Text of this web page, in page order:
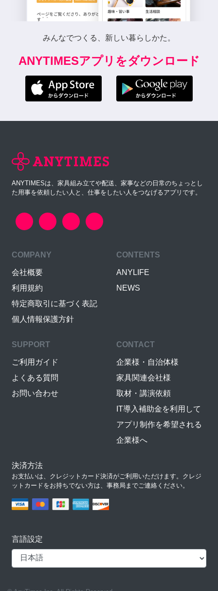
みんなでつくる、新しい暮らしかた。
ANYTIMESアプリをダウンロード
ANYTIMESは、家具組み立てや配送、家事などの日常のちょっとし
た用事を依頼したい人と、仕事をしたい人をつなげるアプリです。
COMPANY
会社概要
利用規約
特定商取引に基づく表記
個人情報保護方針
CONTENTS
ANYLIFE
NEWS
SUPPORT
ご利用ガイド
よくある質問
お問い合わせ
CONTACT
企業様・自治体様
家具関連会社様
取材・講演依頼
IT導入補助金を利用して
アプリ制作を希望される
企業様へ
決済方法
お支払いは、クレジットカード決済がご利用いただけます。クレジ
ットカードをお持ちでない方は、事務局までご連絡ください。
言語設定